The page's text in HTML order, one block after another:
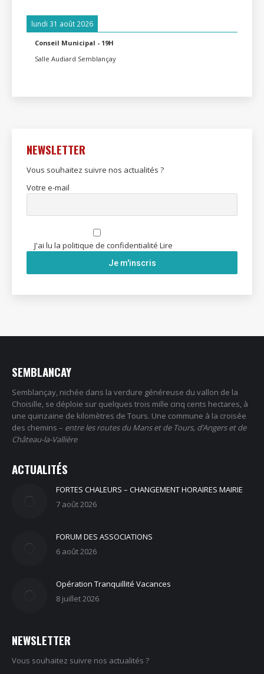
lundi 31 août 2026
Conseil Municipal - 19H
Salle Audiard Semblançay
NEWSLETTER
Vous souhaitez suivre nos actualités ?
Votre e-mail
J'ai lu la politique de confidentialité Lire
SEMBLANCAY
Semblançay, nichée dans la verdure généreuse du vallon de la
Choisille, se déploie sur quelques trois mille cinq cents hectares, à
une quinzaine de kilomètres de Tours. Une commune à la croisée
des chemins – entre les routes du Mans et de Tours, d’Angers et de
Château-la-Vallière
ACTUALITÉS
FORTES CHALEURS – CHANGEMENT HORAIRES MAIRIE
7 août 2026
FORUM DES ASSOCIATIONS
6 août 2026
Opération Tranquillité Vacances
8 juillet 2026
NEWSLETTER
Vous souhaitez suivre nos actualités ?